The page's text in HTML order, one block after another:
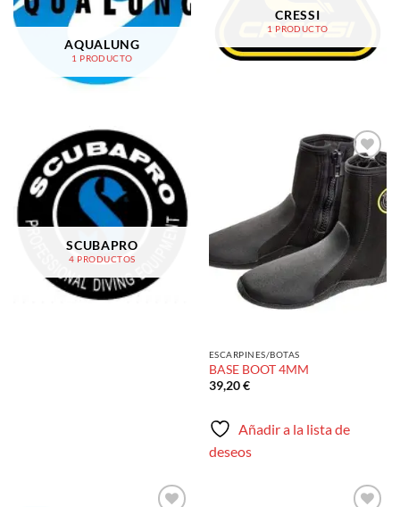
AQUALUNG
1 PRODUCTO
CRESSI
1 PRODUCTO
SCUBAPRO
4 PRODUCTOS
Añadir
lista de
deseos
ESCARPINES/BOTAS
BASE BOOT 4MM
39,20€
Añadir a la lista de
deseos